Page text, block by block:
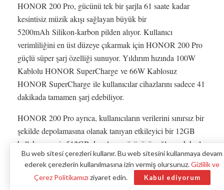
HONOR 200 Pro, gücünü tek bir şarjla 61 saate kadar
kesintisiz müzik akışı sağlayan büyük bir
5200mAh Silikon-karbon pilden alıyor. Kullanıcı
verimliliğini en üst düzeye çıkarmak için HONOR 200 Pro
güçlü süper şarj özelliği sunuyor. Yıldırım hızında 100W
Kablolu HONOR SuperCharge ve 66W Kablosuz
HONOR SuperCharge ile kullanıcılar cihazlarını sadece 41
dakikada tamamen şarj edebiliyor.
HONOR 200 Pro ayrıca, kullanıcıların verilerini sınırsız bir
şekilde depolamasına olanak tanıyan etkileyici bir 12GB
bellek ve geniş 512GB depolama sürücüsü sağlayarak hızlı
bir deneyimi garanti ediyor.
Güçlü Snapdragon 8s Gen 3 Mobil Platform ile donatılan
Bu web sitesi çerezleri kullanır. Bu web sitesini kullanmaya devam
ederek çerezlerin kullanılmasına izin vermiş olursunuz.Gizlilik ve
Çerez Politikamızı ziyaret edin. Kabul ediyorum